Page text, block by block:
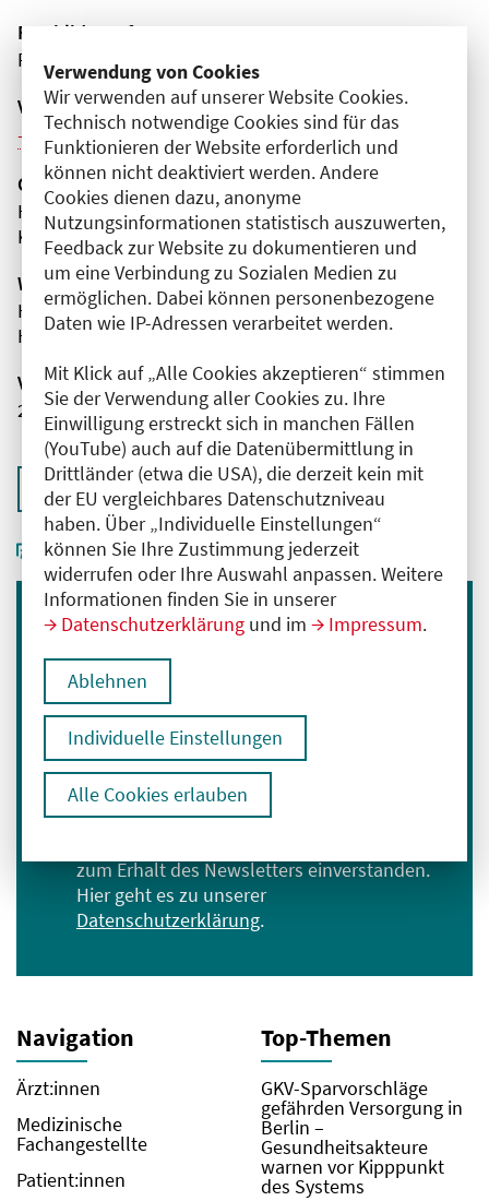
Verwendung von Cookies
Wir verwenden auf unserer Website Cookies.
Technisch notwendige Cookies sind für das
Funktionieren der Website erforderlich und
können nicht deaktiviert werden. Andere
Cookies dienen dazu, anonyme
Nutzungsinformationen statistisch auszuwerten,
Feedback zur Website zu dokumentieren und
um eine Verbindung zu Sozialen Medien zu
ermöglichen. Dabei können personenbezogene
Daten wie IP-Adressen verarbeitet werden.
Mit Klick auf „Alle Cookies akzeptieren“ stimmen
Sie der Verwendung aller Cookies zu. Ihre
Einwilligung erstreckt sich in manchen Fällen
(YouTube) auch auf die Datenübermittlung in
Drittländer (etwa die USA), die derzeit kein mit
der EU vergleichbares Datenschutzniveau
haben. Über „Individuelle Einstellungen“
können Sie Ihre Zustimmung jederzeit
widerrufen oder Ihre Auswahl anpassen. Weitere
Informationen finden Sie in unserer
Datenschutzerklärung und im Impressum.
Ablehnen
Individuelle Einstellungen
Alle Cookies erlauben
Fortbildungsformat
Präsenz
Veranstaltungsreihe
Weitere Veranstaltungen dieser Reihe (6)
Organisator(en)
HELIOS Klinikum Emil von Behring
Klinik für Hämatologie und Onkologie
Wissenschaftliche Leitung
Herr Dr. med. Börge Arndt
HELIOS Klinikum Emil von Behring
Veranstaltungsnummer
2761102026032330117
Zurück zur Übersicht
Immer informiert bleiben
Melden Sie sich für unseren Newsletter an:
E-Mail-Adresse eingeben
zum Erhalt des Newsletters einverstanden.
Hier geht es zu unserer
Datenschutzerklärung.
Anmelden
Navigation
Ärzt:innen
Medizinische
Fachangestellte
Patient:innen
Top-Themen
GKV-Sparvorschläge
gefährden Versorgung in
Berlin –
Gesundheitsakteure
warnen vor Kipppunkt
des Systems